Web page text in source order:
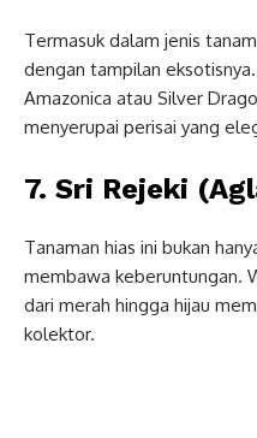
Termasuk dalam jenis
dengan tampilan
Amazonica atau Silver
menyerupai perisai yang
7. Sri Rejeki
Tanaman hias ini bukan
membawa keberuntungan.
dari merah hingga hijau
kolektor.